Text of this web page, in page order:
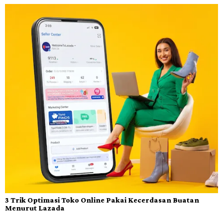
3 Trik Optimasi Toko Online Pakai Kecerdasan Buatan
Menurut Lazada